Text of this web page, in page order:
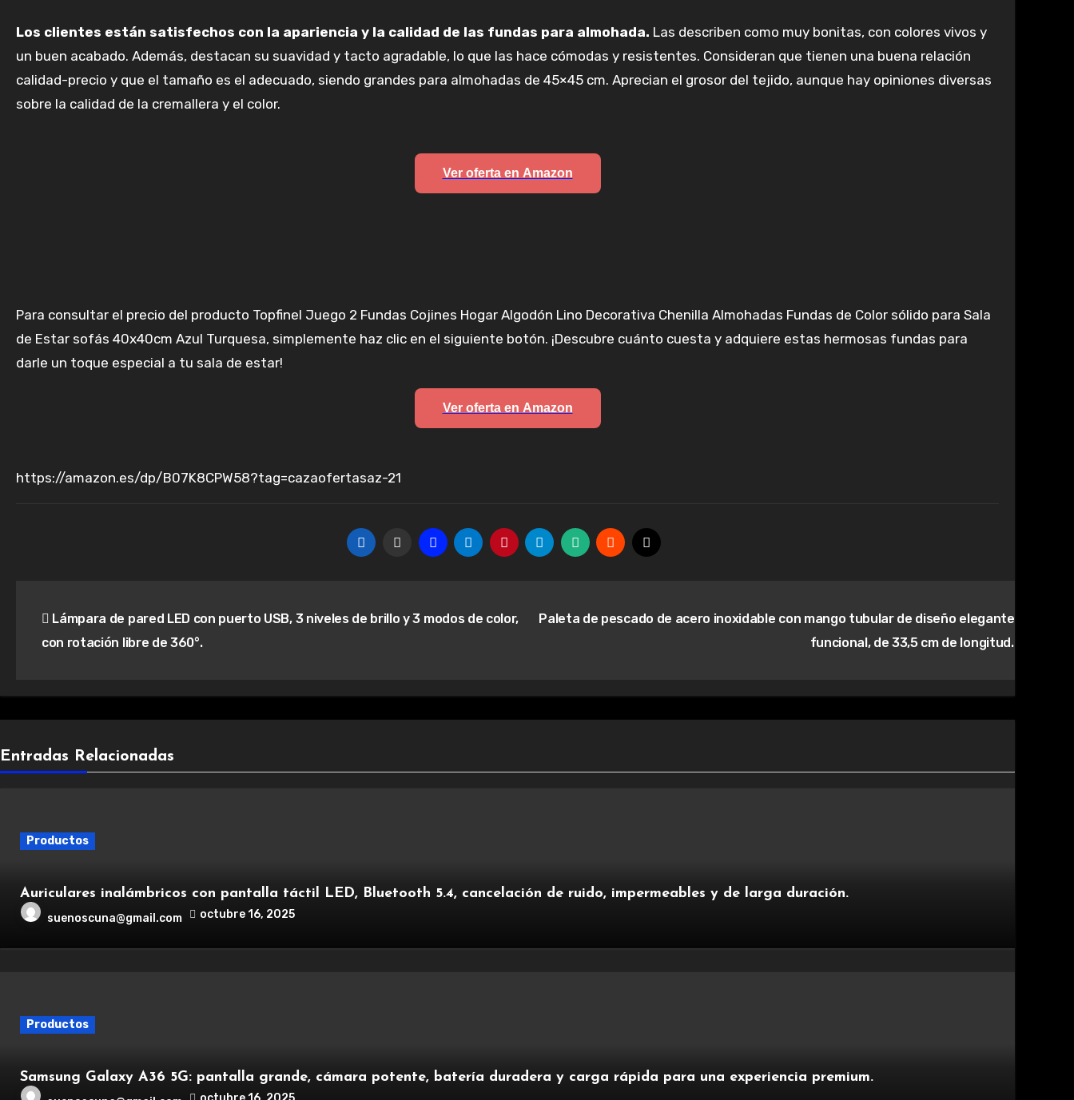
Los clientes están satisfechos con la apariencia y la calidad de las fundas para almohada. Las describen como muy bonitas, con colores vivos y
un buen acabado. Además, destacan su suavidad y tacto agradable, lo que las hace cómodas y resistentes. Consideran que tienen una buena relación
calidad-precio y que el tamaño es el adecuado, siendo grandes para almohadas de 45×45 cm. Aprecian el grosor del tejido, aunque hay opiniones diversas
sobre la calidad de la cremallera y el color.
Ver oferta en Amazon
Para consultar el precio del producto Topfinel Juego 2 Fundas Cojines Hogar Algodón Lino Decorativa Chenilla Almohadas Fundas de Color sólido para Sala
de Estar sofás 40x40cm Azul Turquesa, simplemente haz clic en el siguiente botón. ¡Descubre cuánto cuesta y adquiere estas hermosas fundas para
darle un toque especial a tu sala de estar!
Ver oferta en Amazon
https://amazon.es/dp/B07K8CPW58?tag=cazaofertasaz-21
de Lámpara de pared LED con puerto USB, 3 niveles de brillo y 3 modos de color,
con rotación libre de 360°.
Paleta de pescado de acero inoxidable con mango tubular de diseño elegante y
funcional, de 33,5 cm de longitud.
Entradas Relacionadas
Productos
Auriculares inalámbricos con pantalla táctil LED, Bluetooth 5.4, cancelación de ruido, impermeables y de larga duración.
suenoscuna@gmail.com octubre 16, 2025
Productos
Samsung Galaxy A36 5G: pantalla grande, cámara potente, batería duradera y carga rápida para una experiencia premium.